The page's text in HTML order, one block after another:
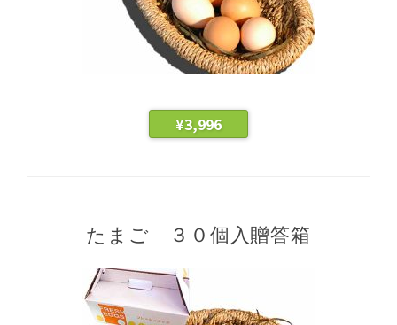
¥3,996
たまご ３０個入贈答箱